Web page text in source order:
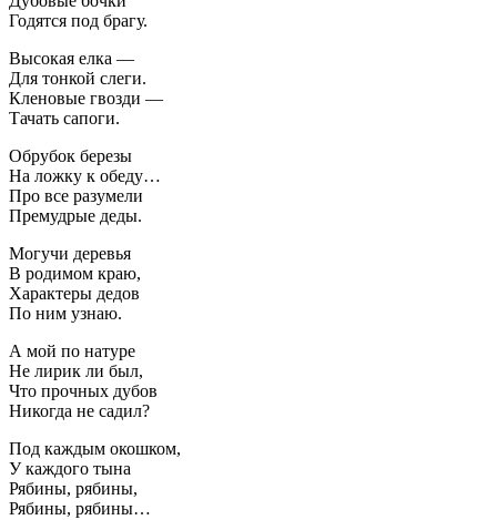
Годятся под брагу.
Высокая елка —
Для тонкой слеги.
Кленовые гвозди —
Тачать сапоги.
Обрубок березы
На ложку к обеду…
Про все разумели
Премудрые деды.
Могучи деревья
В родимом краю,
Характеры дедов
По ним узнаю.
А мой по натуре
Не лирик ли был,
Что прочных дубов
Никогда не садил?
Под каждым окошком,
У каждого тына
Рябины, рябины,
Рябины, рябины…